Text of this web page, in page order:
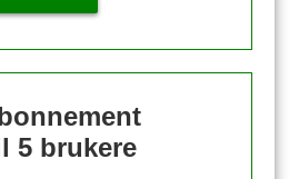
5 brukere